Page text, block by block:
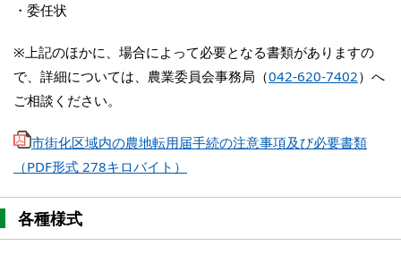
・委任状
※上記のほかに、場合によって必要となる書類がありますの
で、詳細については、農業委員会事務局（042-620-7402）へ
ご相談ください。
市街化区域内の農地転用届手続の注意事項及び必要書類
（PDF形式 278キロバイト）
各種様式